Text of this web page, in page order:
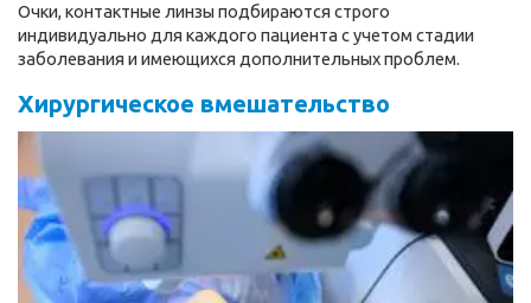
Очки, контактные линзы подбираются строго
индивидуально для каждого пациента с учетом стадии
заболевания и имеющихся дополнительных проблем.
Хирургическое вмешательство